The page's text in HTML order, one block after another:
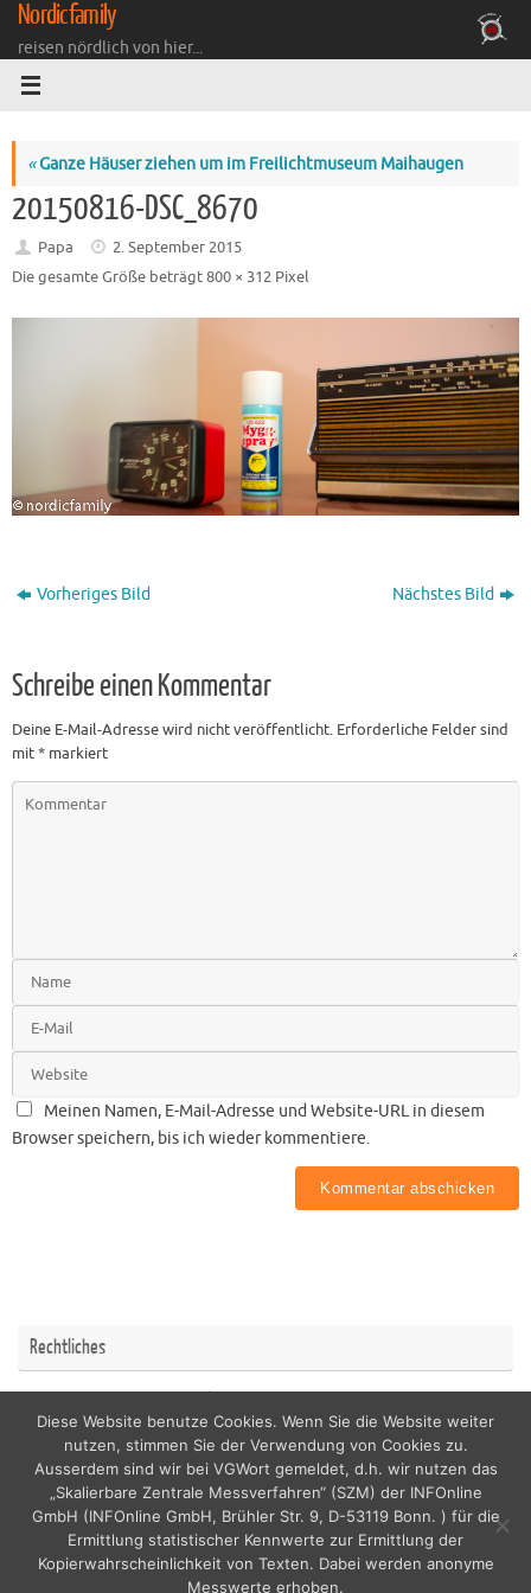
Zum
Inhalt
springen
Nordicfamily
reisen nördlich von hier...
«Ganze Häuser ziehen um im Freilichtmuseum Maihaugen
20150816-DSC_8670
Papa
2. September 2015
Die gesamte Größe beträgt800 × 312 Pixel
Vorheriges Bild Nächstes Bild
Schreibe einen Kommentar
Deine E-Mail-Adresse wird nicht veröffentlicht. Erforderliche Felder sind
mit* markiert
Meinen Namen, E-Mail-Adresse und Website-URL in diesem
Browser speichern, bis ich wieder kommentiere.
Rechtliches
Impressum Datenschutzerklärung
copyright by nordicfamily
Diese Website benutze Cookies. Wenn Sie die Website weiter
nutzen, stimmen Sie der Verwendung von Cookies zu.
Ausserdem sind wir bei VGWort gemeldet, d.h. wir nutzen das
„Skalierbare Zentrale Messverfahren“ (SZM) der INFOnline
GmbH (INFOnline GmbH, Brühler Str. 9, D-53119 Bonn. ) für die
Ermittlung statistischer Kennwerte zur Ermittlung der
Kopierwahrscheinlichkeit von Texten. Dabei werden anonyme
Messwerte erhoben.